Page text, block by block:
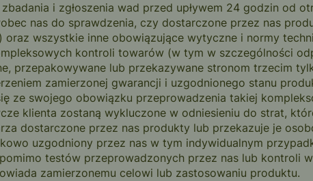
i zgłoszenia wad przed upływem 24 godzin od
nas do sprawdzenia, czy dostarczone przez nas
wszystkie inne obowiązujące wytyczne i normy
kontroli towarów (w tym w szczególności
przepakowywane lub przekazywane stronom trzecim
zamierzonej gwarancji i uzgodnionego stanu
ze swojego obowiązku przeprowadzenia takiej
klienta zostaną wykluczone w odniesieniu do strat,
dostarczone przez nas produkty lub przekazuje je
uzgodniony przez nas w tym indywidualnym
testów przeprowadzonych przez nas lub kontroli
zamierzonemu celowi lub zastosowaniu produktu.